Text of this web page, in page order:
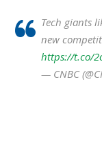
Tech giants
new
https://t.co/
— CNBC